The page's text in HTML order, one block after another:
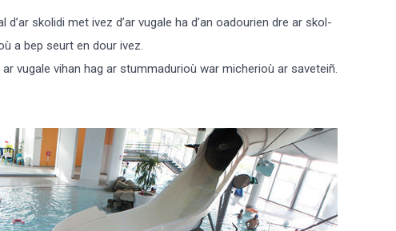
skolidi met ivez d’ar vugale ha d’an oadourien dre ar skol-
a bep seurt en dour ivez.
vugale vihan hag ar stummadurioù war micherioù ar saveteiñ.